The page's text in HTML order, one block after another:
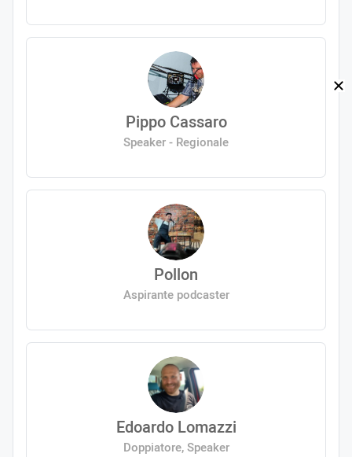
Pippo Cassaro
Speaker - Regionale
Pollon
Aspirante podcaster
Edoardo Lomazzi
Doppiatore, Speaker